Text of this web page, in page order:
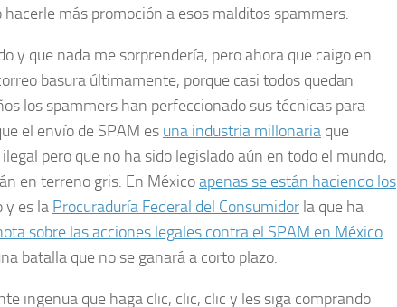
más promoción a esos malditos spammers.
y que nada me sorprendería, pero ahora que caigo en
basura últimamente, porque casi todos quedan
los spammers han perfeccionado sus técnicas para
el envío de SPAM es una industria millonaria que
ilegal pero que no ha sido legislado aún en todo el mundo,
en terreno gris. En Méxicoapenas se están haciendo los
y es la Procuraduría Federal del Consumidor la que ha
sobre las acciones legales contra el SPAM en México
batalla que no se ganará a corto plazo.
ingenua que haga clic, clic, clic y les siga comprando